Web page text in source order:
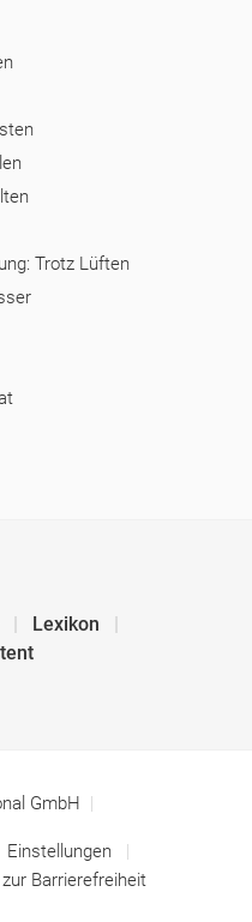
Trotz Lüften
Lexikon
GmbH
Einstellungen
Barrierefreiheit